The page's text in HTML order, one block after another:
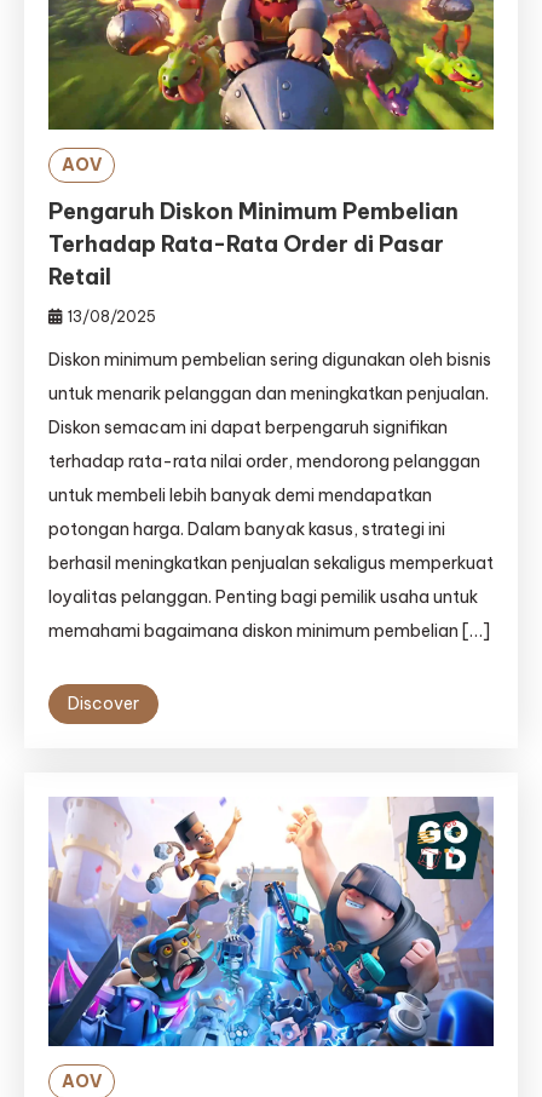
AOV
Pengaruh Diskon Minimum Pembelian
Terhadap Rata-Rata Order di Pasar
Retail
13/08/2025
Diskon minimum pembelian sering digunakan oleh bisnis
untuk menarik pelanggan dan meningkatkan penjualan.
Diskon semacam ini dapat berpengaruh signifikan
terhadap rata-rata nilai order, mendorong pelanggan
untuk membeli lebih banyak demi mendapatkan
potongan harga. Dalam banyak kasus, strategi ini
berhasil meningkatkan penjualan sekaligus memperkuat
loyalitas pelanggan. Penting bagi pemilik usaha untuk
memahami bagaimana diskon minimum pembelian […]
Discover
AOV